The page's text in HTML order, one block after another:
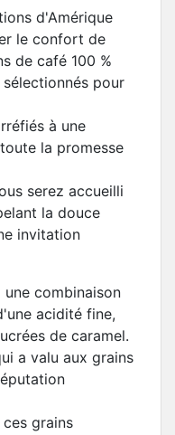
d'Amérique
le confort de
de café 100 %
pour
à une
la promesse
serez accueilli
la douce
invitation
combinaison
acidité fine,
de caramel.
a valu aux grains
grains